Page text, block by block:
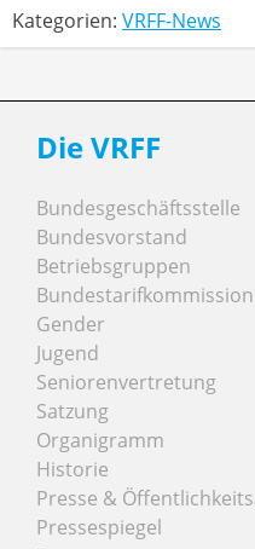
Kategorien: VRFF-News
Die VRFF
Bundesgeschäftsstelle
Bundesvorstand
Betriebsgruppen
Bundestarifkommission
Gender
Jugend
Seniorenvertretung
Satzung
Organigramm
Historie
Presse &
Pressespiegel